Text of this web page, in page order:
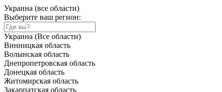
Украина (все области)
Выберите ваш регион:
Украина (Все области)
Винницкая область
Волынская область
Днепропетровская область
Донецкая область
Житомирская область
Закарпатская область